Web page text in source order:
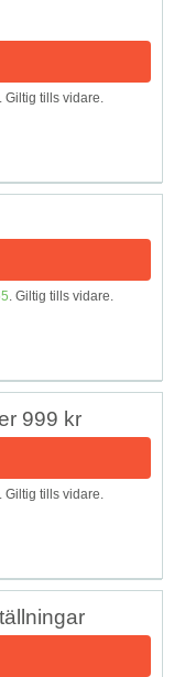
. Giltig tills vidare.
. Giltig tills vidare.
999 kr
. Giltig tills vidare.